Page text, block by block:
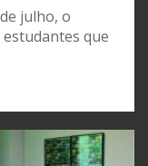
julho, o
que